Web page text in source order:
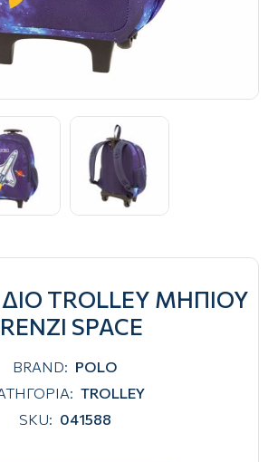
TROLLEY ΜΗΠΙΟΥ
SPACE
BRAND: POLO
TROLLEY
SKU: 041588